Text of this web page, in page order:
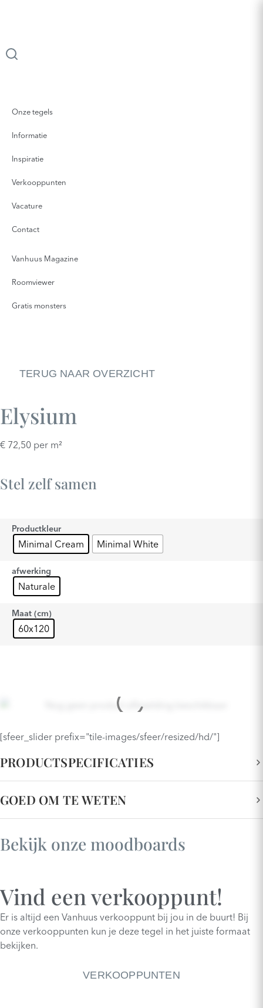
Onze tegels
Informatie
Inspiratie
Verkooppunten
Vacature
Contact
Vanhuus Magazine
Roomviewer
Gratis monsters
TERUG NAAR OVERZICHT
Elysium
€ 72,50 per m²
Stel zelf samen
Productkleur
Minimal Cream Minimal White
afwerking
Naturale
Maat (cm)
60x120
[sfeer_slider prefix="tile-images/sfeer/resized/hd/"]
PRODUCTSPECIFICATIES
GOED OM TE WETEN
Bekijk onze moodboards
Vind een verkooppunt!
Er is altijd een Vanhuus verkooppunt bij jou in de buurt! Bij
onze verkooppunten kun je deze tegel in het juiste formaat
bekijken.
VERKOOPPUNTEN